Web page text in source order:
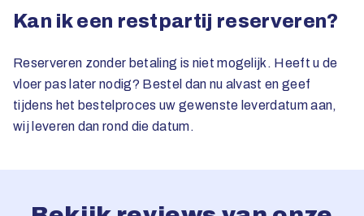
Kan ik een restpartij reserveren?
Reserveren zonder betaling is niet mogelijk. Heeft u de
vloer pas later nodig? Bestel dan nu alvast en geef
tijdens het bestelproces uw gewenste leverdatum aan,
wij leveren dan rond die datum.